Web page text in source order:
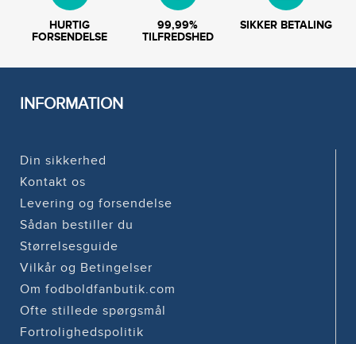
HURTIG
FORSENDELSE
99,99%
TILFREDSHED
SIKKER BETALING
INFORMATION
Din sikkerhed
Kontakt os
Levering og forsendelse
Sådan bestiller du
Størrelsesguide
Vilkår og Betingelser
Om fodboldfanbutik.com
Ofte stillede spørgsmål
Fortrolighedspolitik